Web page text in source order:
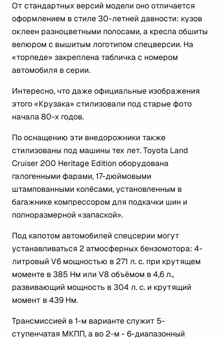
От стандартных версий модели оно отличается
оформлением в стиле 30-летней давности: кузов
оклеен разноцветными полосами, а кресла обшиты
велюром с вышитым логотипом спецверсии. На
«торпеде» закреплена табличка с номером
автомобиля в серии.
Интересно, что даже официальные изображения
этого «Крузака» стилизовали под старые фото
начала 80-х годов.
По оснащению эти внедорожники также
стилизованы под машины тех лет. Toyota Land
Cruiser 200 Heritage Edition оборудована
галогенными фарами, 17-дюймовыми
штампованными колёсами, установленным в
багажнике компрессором для подкачки шин и
полноразмерной «запаской».
Под капотом автомобилей спецсерии могут
устанавливаться 2 атмосферных бензомотора: 4-
литровый V6 мощностью в 271 л. с. при крутящем
моменте в 385 Нм или V8 объёмом в 4,6 л.,
развивающий мощность в 304 л. с. и крутящий
момент в 439 Нм.
Трансмиссией в 1-м варианте служит 5-
ступенчатая МКПП, а во 2-м - 6-диапазонный